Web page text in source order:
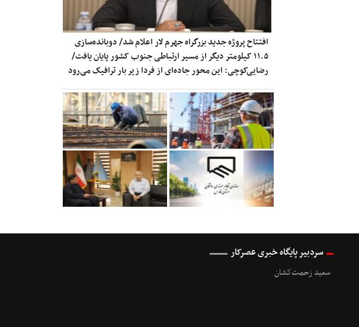
افتتاح پروژه جدید بزرگراه جهرم لار اعلام شد/ دوبانده‌سازی
۱۱.۵ کیلومتر دیگر از مسیر ارتباطی جنوب کشور پایان یافت/
رضایی‌کوچی: این محور جاده‌ای از فردا زیر بار ترافیک می‌رود
سردبیر پایگاه خبری عصرکار
سعید زحمت‌کشان